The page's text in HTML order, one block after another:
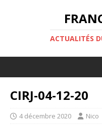
ACTUALITÉS
CIRJ-04-12-20
4 décembre 2020 Nico